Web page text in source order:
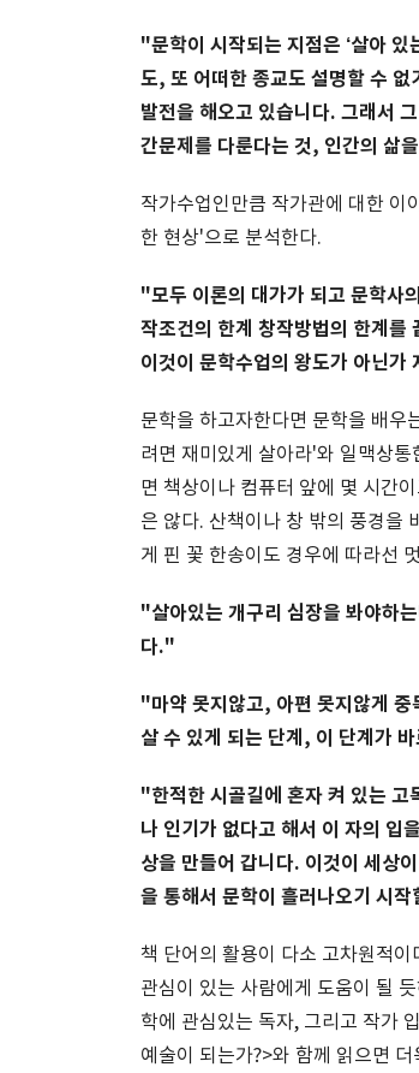
"문학이 시작되는 지점은 ‘살아 있
도, 또 어떠한 종교도 설명할 수 없
발전을 해오고 있습니다. 그래서
간문제를 다룬다는 것, 인간의 삶
작가수업인만큼 작가관에 대한 이
한 현상'으로 분석한다.
"모두 이론의 대가가 되고 문학사
작조건의 한계 창작방법의 한계를
이것이 문학수업의 왕도가 아닌가
문학을 하고자한다면 문학을 배우
려면 재미있게 살아라'와 일맥상
면 책상이나 컴퓨터 앞에 몇 시간
은 않다. 산책이나 창 밖의 풍경을
게 핀 꽃 한송이도 경우에 따라선
"살아있는 개구리 심장을 봐야하
다."
"마약 못지않고, 아편 못지않게 중
살 수 있게 되는 단계, 이 단계가
"한적한 시골길에 혼자 켜 있는 고
나 인기가 없다고 해서 이 자의 입
상을 만들어 갑니다. 이것이 세상
을 통해서 문학이 흘러나오기 시
책 단어의 활용이 다소 고차원적
관심이 있는 사람에게 도움이 될
학에 관심있는 독자, 그리고 작가
예술이 되는가?>와 함께 읽으면 더